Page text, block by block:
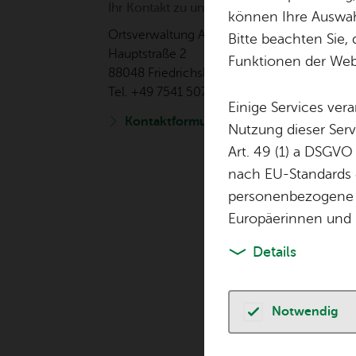
Orts­ver­wal­tung Ai­lin­gen
Haupt­stra­ße 2
88048 Fried­richs­ha­fen
Tel. +49 7541 507-0
Kon­takt­for­mu­lar
können Ihre
Bitte beachten
Funktionen der
Einige Services
Nutzung dieser
Art. 49 (1) a
nach EU-
Europäerinnen
Details
Notwendig